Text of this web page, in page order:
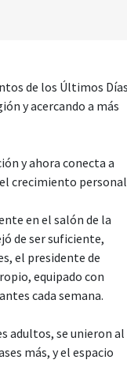
de los Últimos
y acercando a más
y ahora conecta a
crecimiento
en el salón de la
de ser suficiente,
el presidente de
equipado con
cada semana.
adultos, se unieron al
más, y el espacio